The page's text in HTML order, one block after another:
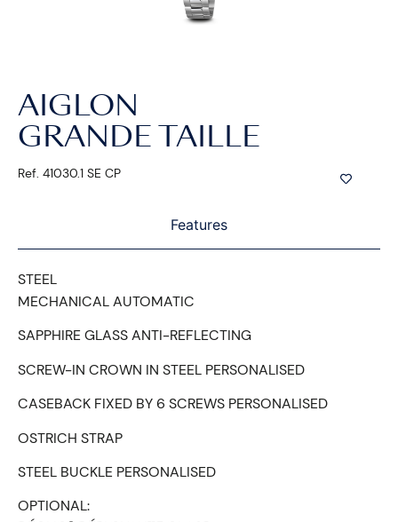
AIGLON
GRANDE TAILLE
Ref. 41030.1 SE CP
Features
STEEL
MECHANICAL AUTOMATIC
SAPPHIRE GLASS ANTI-REFLECTING
SCREW-IN CROWN IN STEEL PERSONALISED
CASEBACK FIXED BY 6 SCREWS PERSONALISED
OSTRICH STRAP
STEEL BUCKLE PERSONALISED
OPTIONAL: